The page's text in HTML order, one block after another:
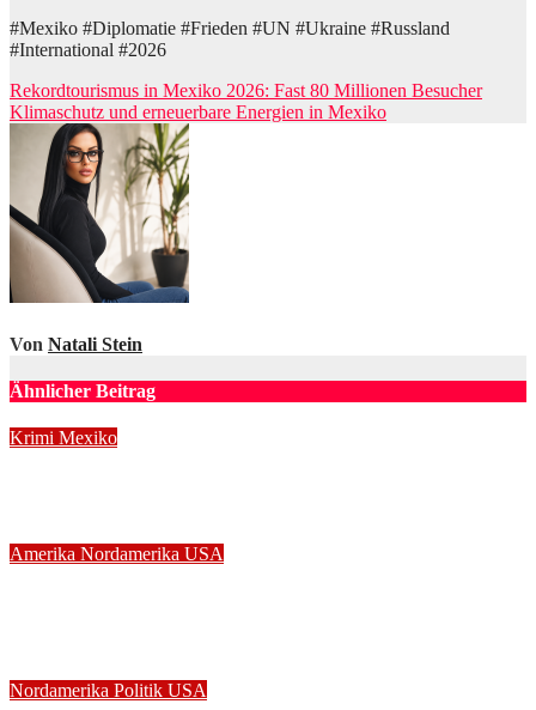
#Mexiko #Diplomatie #Frieden #UN #Ukraine #Russland
#International #2026
Beitragsnavigation
Rekordtourismus in Mexiko 2026: Fast 80 Millionen Besucher
Klimaschutz und erneuerbare Energien in Mexiko
Von Natali Stein
Ähnlicher Beitrag
Krimi Mexiko
Amerika Nordamerika USA
Nordamerika Politik USA